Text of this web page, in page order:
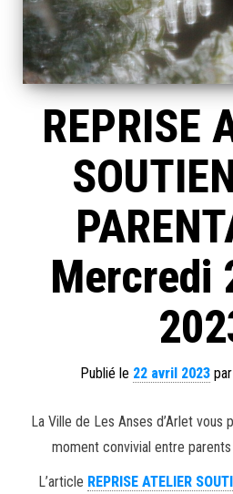
REPRISE
Mercredi
Publié le 22 avril 2023 par
La Ville de Les Anses d’Arlet vous
moment convivial entre parents
L’article REPRISE ATELIER